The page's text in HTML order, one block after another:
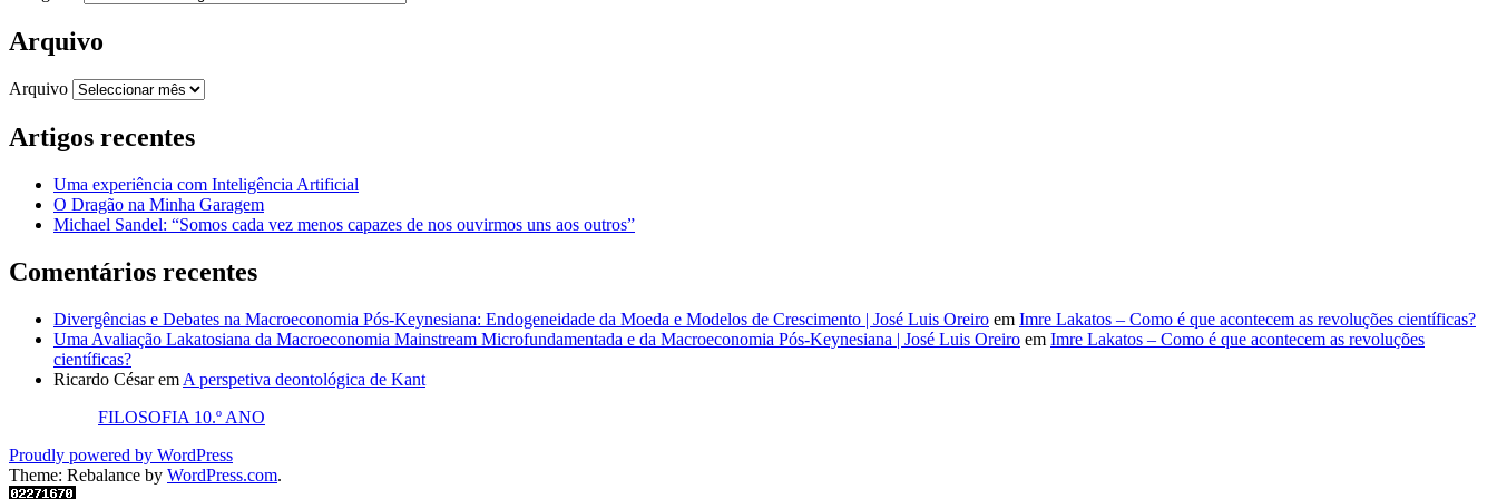
Arquivo
Arquivo
Artigos recentes
Uma experiência com Inteligência Artificial
O Dragão na Minha Garagem
Michael Sandel: “Somos cada vez menos capazes de nos ouvirmos uns aos outros”
Comentários recentes
Divergências e Debates na Macroeconomia Pós-Keynesiana: Endogeneidade da Moeda e Modelos de Crescimento | José Luis Oreiro em Imre Lakatos – Como é que acontecem as revoluções científicas?
Uma Avaliação Lakatosiana da Macroeconomia Mainstream Microfundamentada e da Macroeconomia Pós-Keynesiana | José Luis Oreiro em Imre Lakatos – Como é que acontecem as revoluções
científicas?
Ricardo Césarem A perspetiva deontológica de Kant
FILOSOFIA 10.º ANO
Proudly powered by WordPress
Theme: Rebalance by WordPress.com.